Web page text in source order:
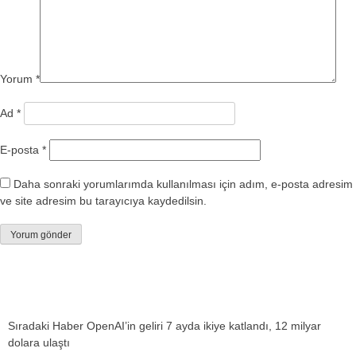
Yorum *
Ad *
E-posta *
Daha sonraki yorumlarımda kullanılması için adım, e-posta adresim
ve site adresim bu tarayıcıya kaydedilsin.
Sıradaki Haber OpenAI’in geliri 7 ayda ikiye katlandı, 12 milyar
dolara ulaştı